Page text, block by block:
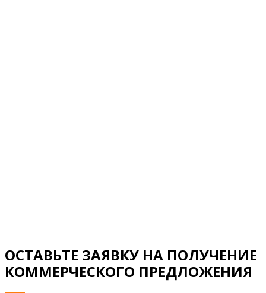
ОСТАВЬТЕ ЗАЯВКУ НА ПОЛУЧЕНИЕ
КОММЕРЧЕСКОГО ПРЕДЛОЖЕНИЯ